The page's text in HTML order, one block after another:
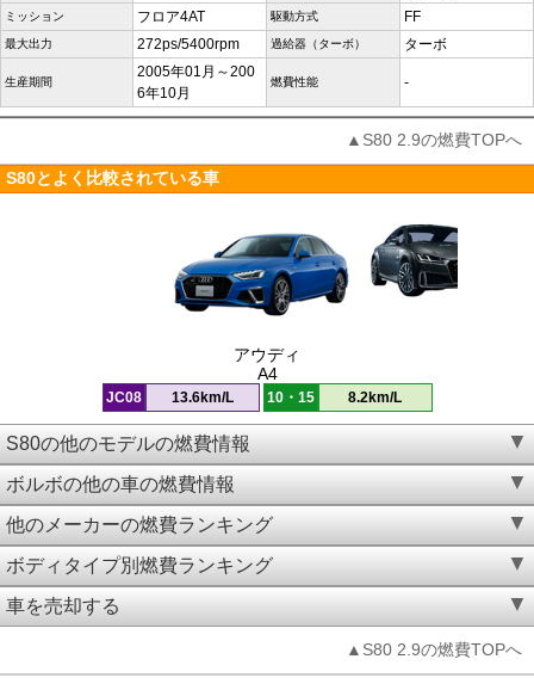
ミッション フロア4AT 駆動方式 FF
最大出力 272ps/5400rpm 過給器（ターボ） ターボ
生産期間
2005年01月～200
6年10月
燃費性能 -
▲S80 2.9の燃費TOPへ
S80とよく比較されている車
アウディ
A4
JC08 13.6km/L 10・15 8.2km/L
S80の他のモデルの燃費情報
ボルボの他の車の燃費情報
他のメーカーの燃費ランキング
ボディタイプ別燃費ランキング
車を売却する
▲S80 2.9の燃費TOPへ